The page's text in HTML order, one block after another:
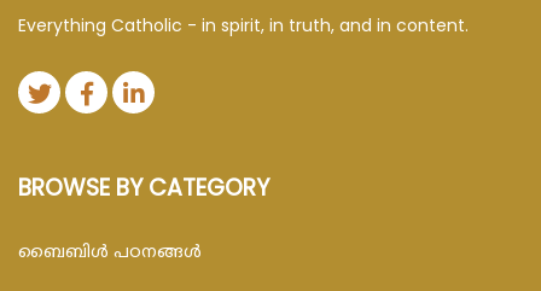
Everything Catholic - in spirit, in truth, and in content.
BROWSE BY CATEGORY
ബൈബിള്‍ പഠനങ്ങള്‍